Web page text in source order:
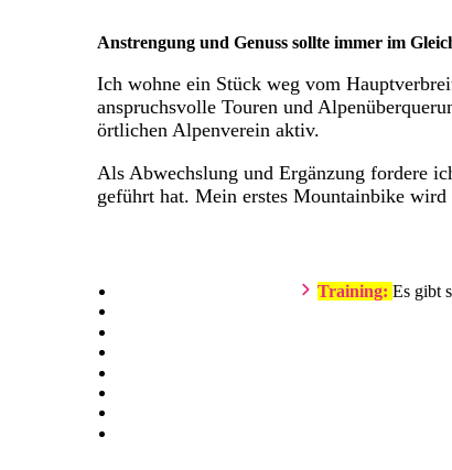
Anstrengung und Genuss sollte immer im
Ich wohne ein Stück weg vom
anspruchsvolle Touren und
örtlichen Alpenverein aktiv.
Als Abwechslung und Ergänzung fordere
geführt hat. Mein erstes Mountainbike
Training: Es gibt